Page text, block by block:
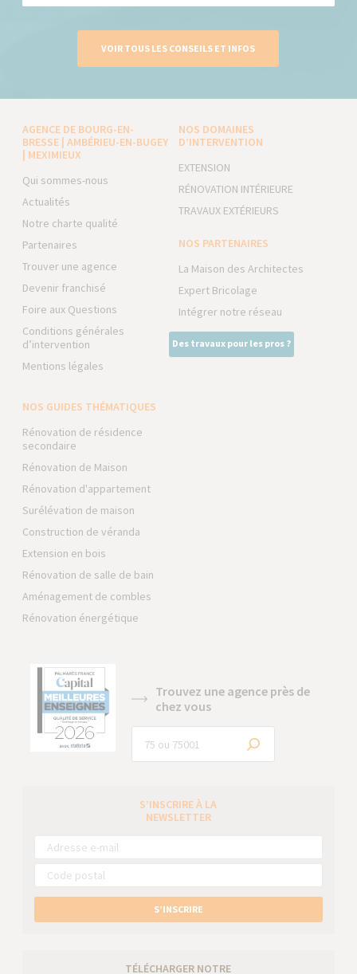
VOIR TOUS LES CONSEILS ET INFOS
AGENCE DE BOURG-EN-
BRESSE | AMBÉRIEU-EN-BUGEY
| MEXIMIEUX
Qui sommes-nous
Actualités
Notre charte qualité
Partenaires
Trouver une agence
Devenir franchisé
Foire aux Questions
Conditions générales
d’intervention
Mentions légales
NOS DOMAINES
D’INTERVENTION
EXTENSION
RÉNOVATION INTÉRIEURE
TRAVAUX EXTÉRIEURS
NOS PARTENAIRES
La Maison des Architectes
Expert Bricolage
Intégrer notre réseau
Des travaux pour les pros ?
NOS GUIDES THÉMATIQUES
Rénovation de résidence
secondaire
Rénovation de Maison
Rénovation d'appartement
Surélévation de maison
Construction de véranda
Extension en bois
Rénovation de salle de bain
Aménagement de combles
Rénovation énergétique
Trouvez une agence près de
chez vous
S’INSCRIRE À LA
NEWSLETTER
S’INSCRIRE
TÉLÉCHARGER NOTRE